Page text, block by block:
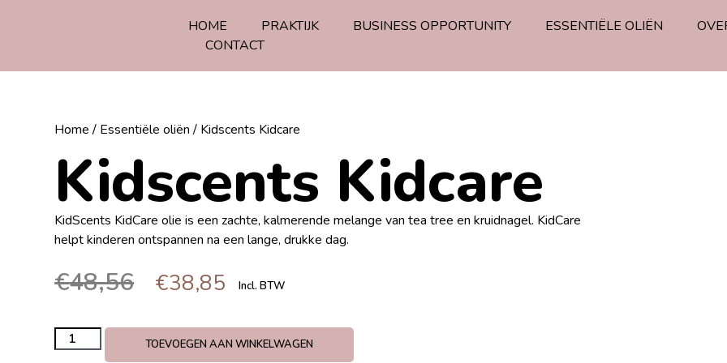
HOME PRAKTIJK BUSINESS OPPORTUNITY ESSENTIËLE OLIËN
CONTACT
Home/ Essentiële oliën/ Kidscents Kidcare
Kidscents Kidcare
KidScents KidCare olie is een zachte, kalmerende melange van tea tree en kruidnagel. KidCare
helpt kinderen ontspannen na een lange, drukke dag.
€48,56 €38,85 Incl. BTW
TOEVOEGEN AAN WINKELWAGEN